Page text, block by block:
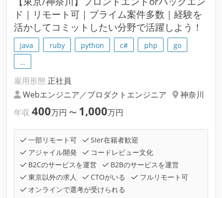
ド｜リモート可｜プライム案件多数｜経験を
活かしてコミットしたい分野で活躍しよう！
java ruby python c# php
go
…
雇用形態 正社員
Webエンジニア／プロダクトエンジニア
神奈川
年収 400万円 〜 1,000万円
一部リモート可
SIer在籍者歓迎
アジャイル開発
コードレビュー文化
B2Cのサービスを運営
B2Bのサービスを運営
東京以外の求人
CTOがいる
フルリモート可
オンラインで選考が受けられる